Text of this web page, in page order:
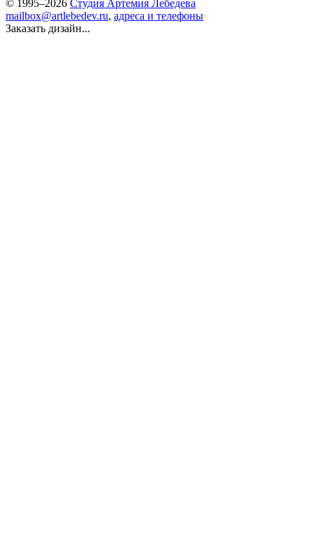
© 1995–2026 Студия Артемия Лебедева
mailbox@artlebedev.ru, адреса и телефоны
Заказать дизайн...